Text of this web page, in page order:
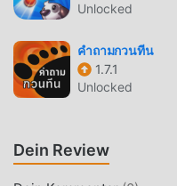
Spiele bringen Sudoku
aufgebaut, die es Ihnen
Spieleliebhabern auf der
und zu teilen, worauf Sie
globalen Partnern
Unlocked
คำถามกวนทีน
1.7.1
Unlocked
Dein Review